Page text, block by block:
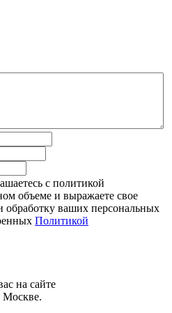
с политикой
объеме и выражаете свое
обработку ваших персональных
Политикой
на сайте
Москве.